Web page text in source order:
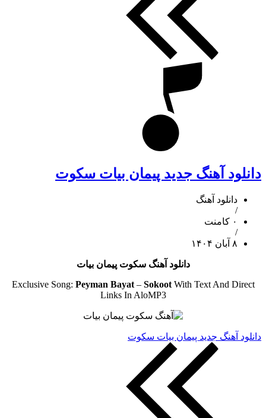
دانلود آهنگ جدید پیمان بیات سکوت
دانلود آهنگ
/
۰ کامنت
/
۸ آبان ۱۴۰۴
دانلود آهنگ سکوت پیمان بیات
Exclusive Song: Peyman Bayat– SokootWith Text And Direct
Links In AloMP3
دانلود آهنگ جدید پیمان بیات سکوت